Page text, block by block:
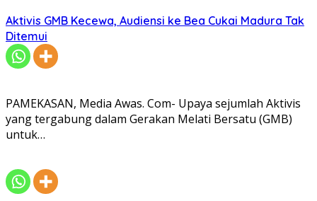
Aktivis GMB Kecewa, Audiensi ke Bea Cukai Madura Tak
Ditemui
PAMEKASAN, Media Awas. Com- Upaya sejumlah Aktivis
yang tergabung dalam Gerakan Melati Bersatu (GMB)
untuk…